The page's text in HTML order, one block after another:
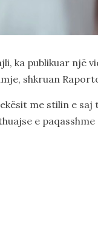
ka publikuar një
shkruan
me stilin e
e